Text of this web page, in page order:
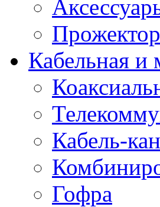
Кабельная и
Кабель-
Гофра